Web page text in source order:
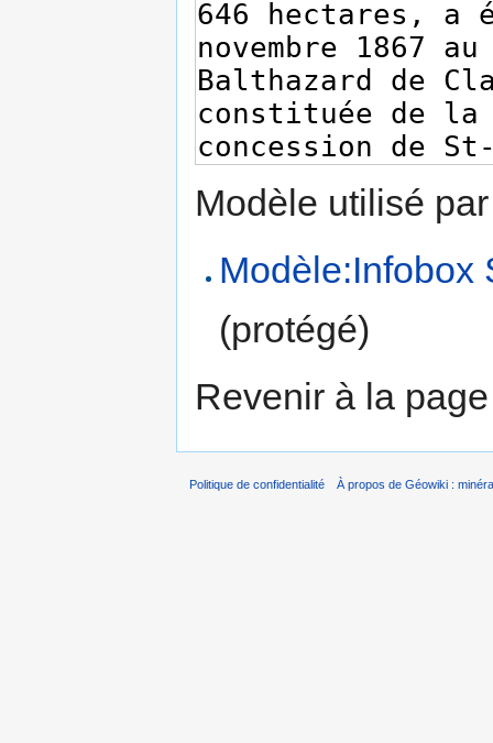
Modèle utilisé
Modèle:Infobox
(protégé)
Revenir à la
Politique de confidentialité À propos de Géowiki :